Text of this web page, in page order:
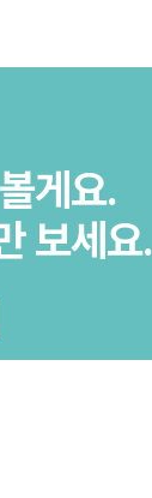
게요.
보세요.